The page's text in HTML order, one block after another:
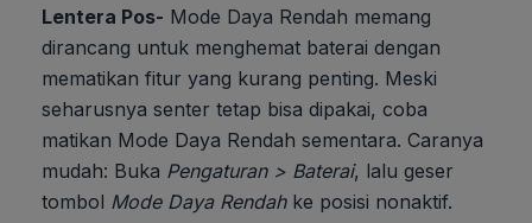
Lentera Pos- Mode Daya Rendah memang
dirancang untuk menghemat baterai dengan
mematikan fitur yang kurang penting. Meski
seharusnya senter tetap bisa dipakai, coba
matikan Mode Daya Rendah sementara. Caranya
mudah: Buka Pengaturan > Baterai, lalu geser
tombol Mode Daya Rendahke posisi nonaktif.